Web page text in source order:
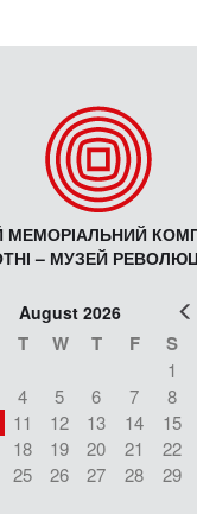
МЕМОРІАЛЬНИЙ
– МУЗЕЙ
August 2026
T W T F S
1
4 5 6 7 8
11 12 13 14 15
18 19 20 21 22
25 26 27 28 29